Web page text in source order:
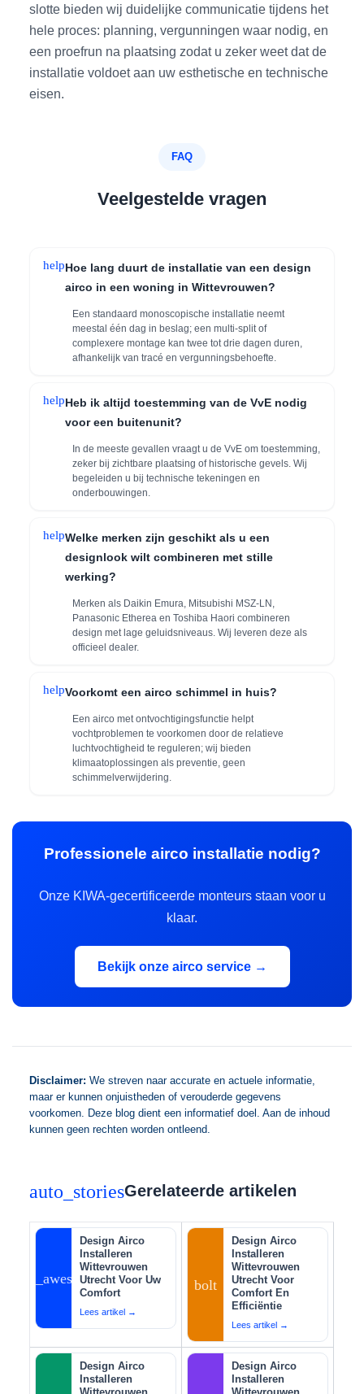
slotte bieden wij duidelijke communicatie tijdens het
hele proces: planning, vergunningen waar nodig, en
een proefrun na plaatsing zodat u zeker weet dat de
installatie voldoet aan uw esthetische en technische
eisen.
FAQ
Veelgestelde vragen
helpHoe lang duurt de installatie van een design
airco in een woning in Wittevrouwen?
Een standaard monoscopische installatie neemt
meestal één dag in beslag; een multi-split of
complexere montage kan twee tot drie dagen duren,
afhankelijk van tracé en vergunningsbehoefte.
helpHeb ik altijd toestemming van de VvE nodig
voor een buitenunit?
In de meeste gevallen vraagt u de VvE om toestemming,
zeker bij zichtbare plaatsing of historische gevels. Wij
begeleiden u bij technische tekeningen en
onderbouwingen.
helpWelke merken zijn geschikt als u een
designlook wilt combineren met stille
werking?
Merken als Daikin Emura, Mitsubishi MSZ-LN,
Panasonic Etherea en Toshiba Haori combineren
design met lage geluidsniveaus. Wij leveren deze als
officieel dealer.
helpVoorkomt een airco schimmel in huis?
Een airco met ontvochtigingsfunctie helpt
vochtproblemen te voorkomen door de relatieve
luchtvochtigheid te reguleren; wij bieden
klimaatoplossingen als preventie, geen
schimmelverwijdering.
Professionele airco installatie nodig?
Onze KIWA-gecertificeerde monteurs staan voor u
klaar.
Bekijk onze airco service →
Disclaimer: We streven naar accurate en actuele informatie,
maar er kunnen onjuistheden of verouderde gegevens
voorkomen. Deze blog dient een informatief doel. Aan de inhoud
kunnen geen rechten worden ontleend.
auto_storiesGerelateerde artikelen
auto_awesome
Design Airco
Installeren
Wittevrouwen
Utrecht Voor Uw
Comfort
Lees artikel →
bolt
Design Airco
Installeren
Wittevrouwen
Utrecht Voor
Comfort En
Efficiëntie
Lees artikel →
Design Airco
Installeren
Design Airco
Installeren